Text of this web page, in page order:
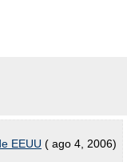
EEUU ( ago 4, 2006)